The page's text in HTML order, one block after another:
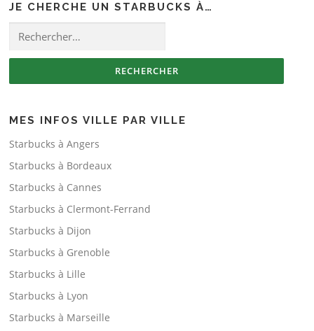
JE CHERCHE UN STARBUCKS À…
MES INFOS VILLE PAR VILLE
Starbucks à Angers
Starbucks à Bordeaux
Starbucks à Cannes
Starbucks à Clermont-Ferrand
Starbucks à Dijon
Starbucks à Grenoble
Starbucks à Lille
Starbucks à Lyon
Starbucks à Marseille